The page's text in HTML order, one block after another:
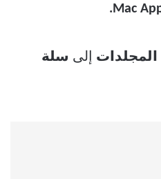
المجلدات إلى سلة